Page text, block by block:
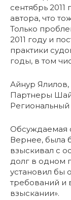
сентябрь
автора, что
Только
2011 году и
практики
годы, в том
Айнур
Партнеры
Региональный
Обсуждаемая
Вернее, была
взыскивал с
долг в одном
установил бы
требований
взыскании».